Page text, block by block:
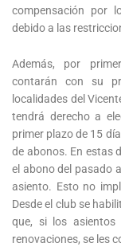
compensación por
debido a las
Además, por
contarán con su
localidades del
tendrá derecho a
primer plazo de 15
de abonos. En estas
el abono del pasado
asiento. Esto no
Desde el club se
que, si los asientos
renovaciones, se les